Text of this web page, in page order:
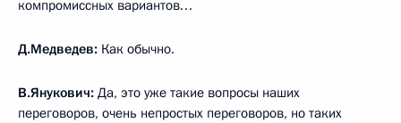
компромиссных вариантов…
Д.Медведев: Как обычно.
В.Янукович: Да, это уже такие вопросы наших
переговоров, очень непростых переговоров, но таких